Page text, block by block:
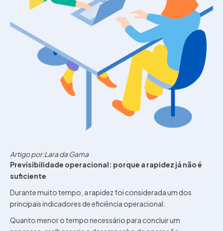
Artigo por:Lara da Gama
Previsibilidade operacional: porque a rapidez já não é
suficiente
Durante muito tempo, a rapidez foi considerada um dos
principais indicadores de eficiência operacional.
Quanto menor o tempo necessário para concluir um